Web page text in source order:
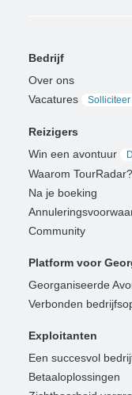
Bedrijf
Over ons
Vacatures
Solliciteer
Reizigers
Win een avontuur
Waarom TourRadar?
Na je boeking
Community
Platform voor
Georganiseerde
Verbonden
Exploitanten
Een succesvol
Betaaloplossingen